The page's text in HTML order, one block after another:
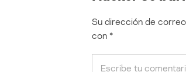
Su dirección de
con *